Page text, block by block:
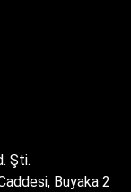
Şti.
Buyaka 2